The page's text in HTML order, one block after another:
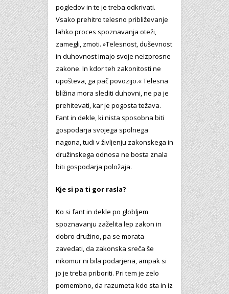
pogledov in te je treba odkrivati.
Vsako prehitro telesno približevanje
lahko proces spoznavanja oteži,
zamegli, zmoti. »Telesnost, duševnost
in duhovnost imajo svoje neizprosne
zakone. In kdor teh zakonitosti ne
upošteva, ga pač povozijo.« Telesna
bližina mora slediti duhovni, ne pa je
prehitevati, kar je pogosta težava.
Fant in dekle, ki nista sposobna biti
gospodarja svojega spolnega
nagona, tudi v življenju zakonskega in
družinskega odnosa ne bosta znala
biti gospodarja položaja.
Kje si pa ti gor rasla?
Ko si fant in dekle po globljem
spoznavanju zaželita lep zakon in
dobro družino, pa se morata
zavedati, da zakonska sreča še
nikomur ni bila podarjena, ampak si
jo je treba priboriti. Pri tem je zelo
pomembno, da razumeta kdo sta in iz